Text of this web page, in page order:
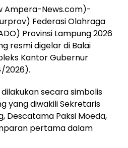
Ampera-News.com)-
Federasi Olahraga
Provinsi Lampung 2026
resmi digelar di Balai
Kantor Gubernur
2026).
secara simbolis
yang diwakili Sekretaris
Descatama Paksi Moeda,
pertama dalam